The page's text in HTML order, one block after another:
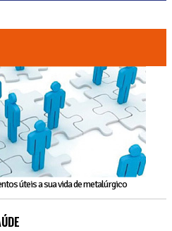
úteis a sua vida de metalúrgico